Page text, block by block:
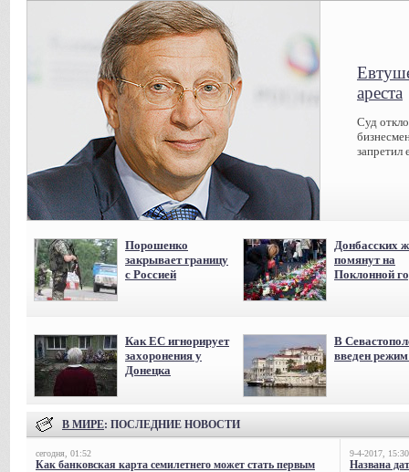
ареста
Суд
запретил
Порошенко
закрывает границу
с Россией
Донбасских
помянут на
Поклонной
Как ЕС игнорирует
захоронения у
Донецка
В
введен
В МИРЕ: ПОСЛЕДНИЕ НОВОСТИ
сегодня, 01:52
Как банковская карта семилетнего может стать первым
9-4-2017, 15:30
Названа